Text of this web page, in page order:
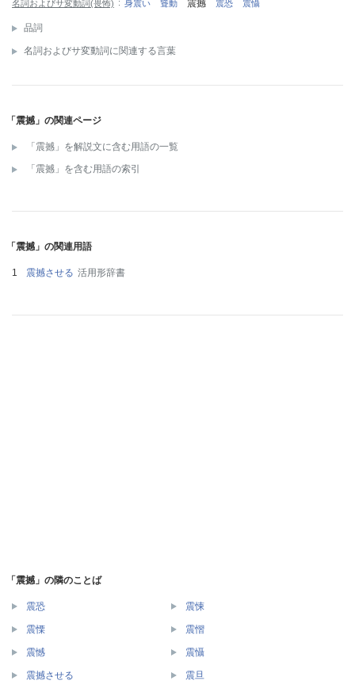
名詞およびサ変動詞(畏怖) 身震い 聳動 震撼 震恐 震懾
品詞
名詞およびサ変動詞に関連する言葉
「震撼」の関連ページ
「震撼」を解説文に含む用語の一覧
「震撼」を含む用語の索引
「震撼」の関連用語
震撼させる 活用形辞書
「震撼」の隣のことば
震恐 震悚
震慄 震慴
震憾 震懾
震撼させる 震旦